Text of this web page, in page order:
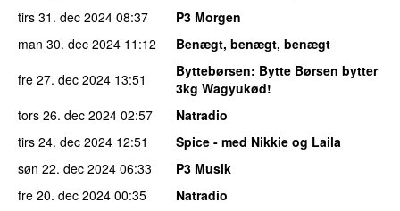
tirs 31. dec 2024 08:37
P3 Morgen
man 30. dec 2024 11:12
Benægt, benægt, benægt
fre 27. dec 2024 13:51 Byttebørsen: Bytte Børsen bytter
3kg Wagyukød!
tors 26. dec 2024 02:57
Natradio
tirs 24. dec 2024 12:51
Spice - med Nikkie og Laila
søn 22. dec 2024 06:33
P3 Musik
fre 20. dec 2024 00:35 Natradio